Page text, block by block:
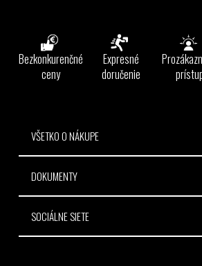
Bezkonkurenčné
ceny
Expresné
doručenie
VŠETKO O NÁKUPE
DOKUMENTY
SOCIÁLNE SIETE